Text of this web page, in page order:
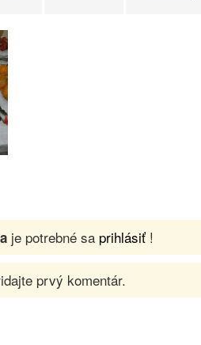
je potrebné sa prihlásiť!
prvý komentár.